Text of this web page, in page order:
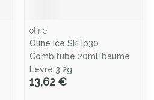
oline
Oline Ice Ski Ip30
Combitube 20ml+baume
Levre 3,2g
13,62 €